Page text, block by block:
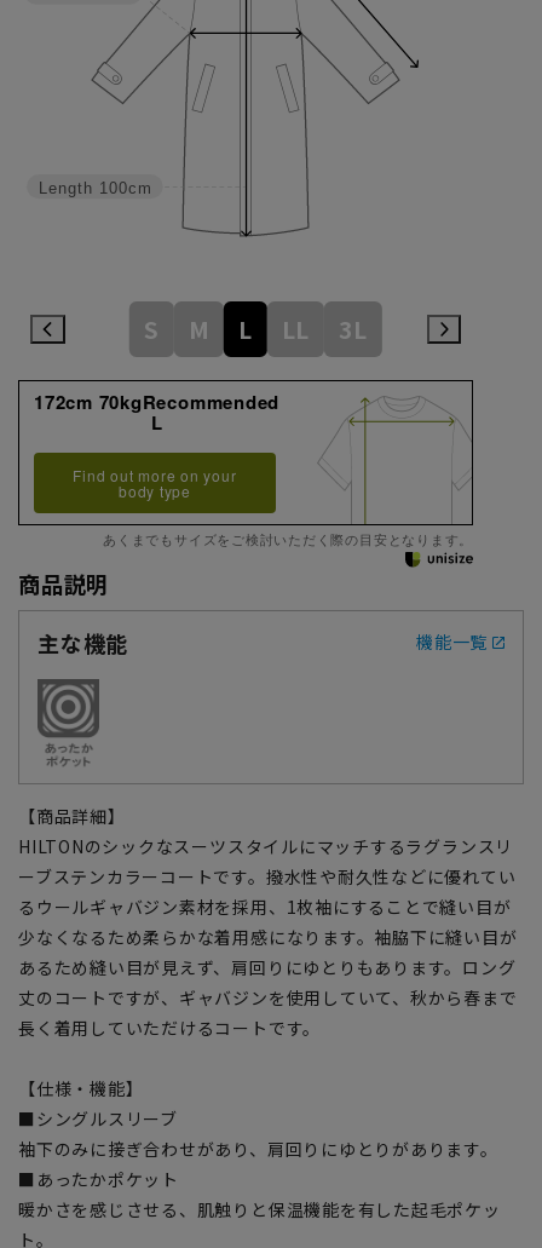
Length 100cm
S M L LL 3L
172cm 70kgRecommended
L
Find out more on your
body type
あくまでもサイズをご検討いただく際の目安となります。
商品説明
主な機能
機能一覧
【商品詳細】
HILTONのシックなスーツスタイルにマッチするラグランスリ
ーブステンカラーコートです。撥水性や耐久性などに優れてい
るウールギャバジン素材を採用、1枚袖にすることで縫い目が
少なくなるため柔らかな着用感になります。袖脇下に縫い目が
あるため縫い目が見えず、肩回りにゆとりもあります。ロング
丈のコートですが、ギャバジンを使用していて、秋から春まで
長く着用していただけるコートです。
【仕様・機能】
■シングルスリーブ
袖下のみに接ぎ合わせがあり、肩回りにゆとりがあります。
■あったかポケット
暖かさを感じさせる、肌触りと保温機能を有した起毛ポケッ
ト。